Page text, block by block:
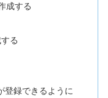
成する
る
登録できるように